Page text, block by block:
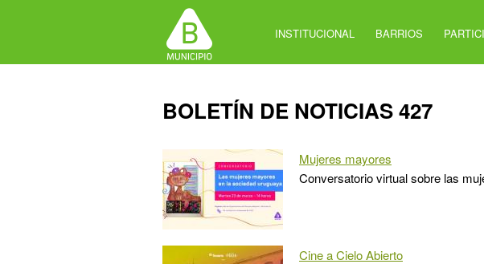
INSTITUCIONAL BARRIOS
Back
to
BOLETÍN DE NOTICIAS 427
Mujeres mayores
Conversatorio virtual sobre las
Cine a Cielo Abierto